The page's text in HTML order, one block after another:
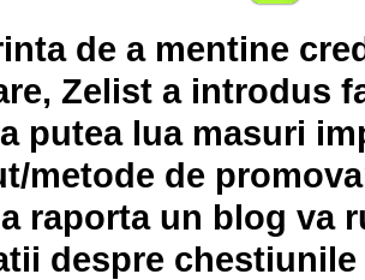
de a mentine
Zelist a introdus
putea lua masuri
metode de
raporta un blog va
despre